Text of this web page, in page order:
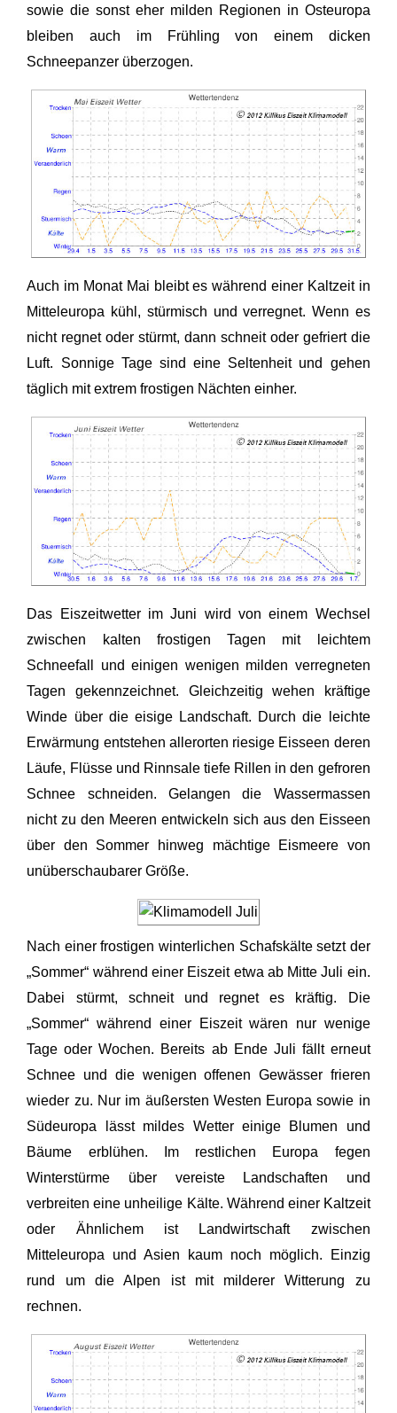
sowie die sonst eher milden Regionen in Osteuropa
bleiben auch im Frühling von einem dicken
Schneepanzer überzogen.
Auch im Monat Mai bleibt es während einer Kaltzeit in
Mitteleuropa kühl, stürmisch und verregnet. Wenn es
nicht regnet oder stürmt, dann schneit oder gefriert die
Luft. Sonnige Tage sind eine Seltenheit und gehen
täglich mit extrem frostigen Nächten einher.
Das Eiszeitwetter im Juni wird von einem Wechsel
zwischen kalten frostigen Tagen mit leichtem
Schneefall und einigen wenigen milden verregneten
Tagen gekennzeichnet. Gleichzeitig wehen kräftige
Winde über die eisige Landschaft. Durch die leichte
Erwärmung entstehen allerorten riesige Eisseen deren
Läufe, Flüsse und Rinnsale tiefe Rillen in den gefroren
Schnee schneiden. Gelangen die Wassermassen
nicht zu den Meeren entwickeln sich aus den Eisseen
über den Sommer hinweg mächtige Eismeere von
unüberschaubarer Größe.
Nach einer frostigen winterlichen Schafskälte setzt der
„Sommer“ während einer Eiszeit etwa ab Mitte Juli ein.
Dabei stürmt, schneit und regnet es kräftig. Die
„Sommer“ während einer Eiszeit wären nur wenige
Tage oder Wochen. Bereits ab Ende Juli fällt erneut
Schnee und die wenigen offenen Gewässer frieren
wieder zu. Nur im äußersten Westen Europa sowie in
Südeuropa lässt mildes Wetter einige Blumen und
Bäume erblühen. Im restlichen Europa fegen
Winterstürme über vereiste Landschaften und
verbreiten eine unheilige Kälte. Während einer Kaltzeit
oder Ähnlichem ist Landwirtschaft zwischen
Mitteleuropa und Asien kaum noch möglich. Einzig
rund um die Alpen ist mit milderer Witterung zu
rechnen.